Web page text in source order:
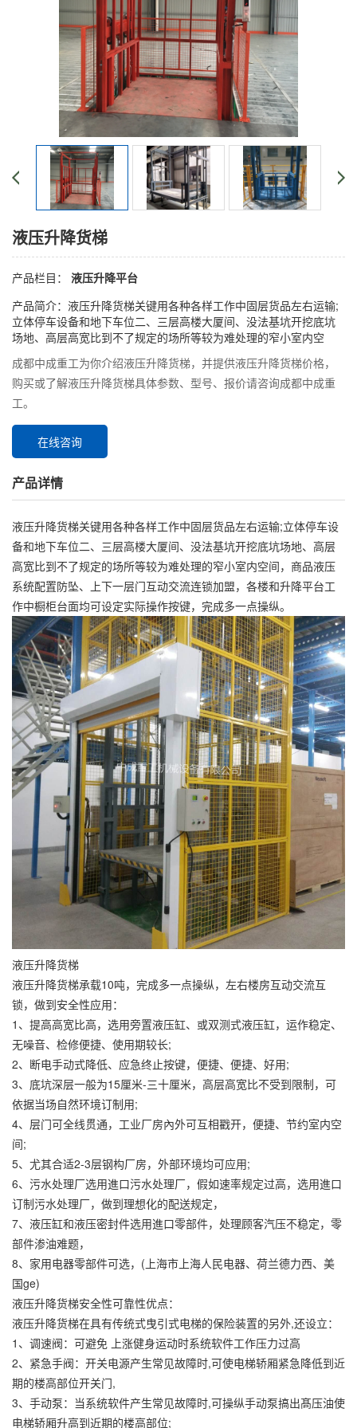
液压升降货梯
产品栏目： 液压升降平台
产品简介：液压升降货梯关键用各种各样工作中固层货品左右运输;
立体停车设备和地下车位二、三层高楼大厦间、没法基坑开挖底坑
场地、高层高宽比到不了规定的场所等较为难处理的窄小室内空
成都中成重工为你介绍液压升降货梯，并提供液压升降货梯价格，
购买或了解液压升降货梯具体参数、型号、报价请咨询成都中成重
工。
在线咨询
产品详情
液压升降货梯关键用各种各样工作中固层货品左右运输;立体停车设
备和地下车位二、三层高楼大厦间、没法基坑开挖底坑场地、高层
高宽比到不了规定的场所等较为难处理的窄小室内空间，商品液压
系统配置防坠、上下一层门互动交流连锁加盟，各楼和升降平台工
作中橱柜台面均可设定实际操作按键，完成多一点操纵。
液压升降货梯
液压升降货梯承载10吨，完成多一点操纵，左右楼房互动交流互
锁，做到安全性应用：
1、提高高宽比高，选用旁置液压缸、或双测式液压缸，运作稳定、
无噪音、检修便捷、使用期较长;
2、断电手动式降低、应急终止按键，便捷、便捷、好用;
3、底坑深层一般为15厘米-三十厘米，高层高宽比不受到限制，可
依据当场自然环境订制用;
4、层门可全线贯通，工业厂房內外可互相戳开，便捷、节约室内空
间;
5、尤其合适2-3层钢构厂房，外部环境均可应用;
6、污水处理厂选用進口污水处理厂，假如速率规定过高，选用進口
订制污水处理厂，做到理想化的配送规定，
7、液压缸和液压密封件选用進口零部件，处理顾客汽压不稳定，零
部件渗油难题，
8、家用电器零部件可选，(上海市上海人民电器、荷兰德力西、美
国ge)
液压升降货梯安全性可靠性优点：
液压升降货梯在具有传统式曳引式电梯的保险装置的另外,还设立：
1、调速阀：可避免 上涨健身运动时系统软件工作压力过高
2、紧急手阀：开关电源产生常见故障时,可使电梯轿厢紧急降低到近
期的楼高部位开关门,
3、手动泵：当系统软件产生常见故障时,可操纵手动泵搞出髙压油使
电梯轿厢升高到近期的楼高部位;